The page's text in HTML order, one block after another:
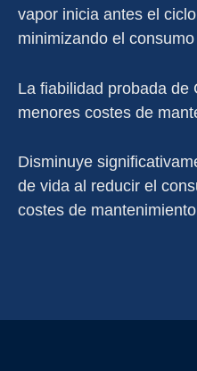
vapor inicia antes el
minimizando el
La fiabilidad probada de
menores costes de
Disminuye
de vida al reducir el
costes de